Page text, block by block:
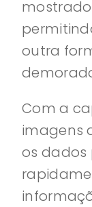
outra
Com a
imagens
os dados